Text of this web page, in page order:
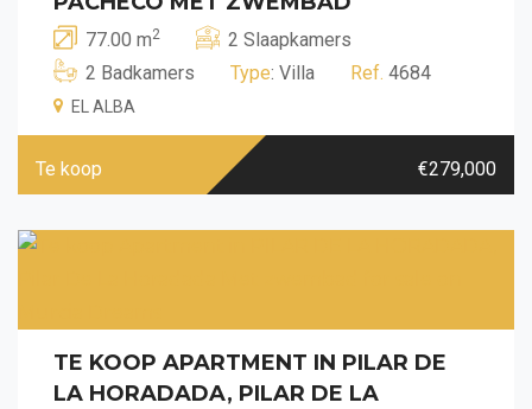
77.00 m2
2 Slaapkamers
2 Badkamers
Type: Villa Ref. 4684
EL ALBA
Te koop €279,000
TE KOOP APARTMENT IN PILAR DE
LA HORADADA, PILAR DE LA